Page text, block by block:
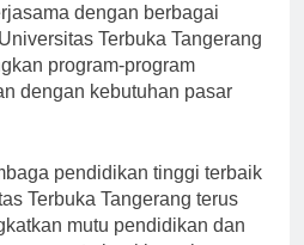
dengan berbagai
Terbuka Tangerang
program-program
dengan kebutuhan pasar
pendidikan tinggi terbaik
Terbuka Tangerang terus
mutu pendidikan dan